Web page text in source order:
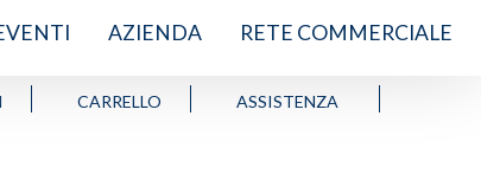
AZIENDA RETE COMMERCIALE
CARRELLO ASSISTENZA